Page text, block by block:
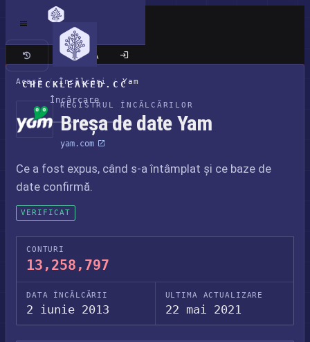
CHECKLEAKED.CC
Încărcare
Site clasic
Acasă / Încălcări / Yam
REGISTRUL ÎNCĂLCĂRILOR
Breșa de date Yam
yam.com
Ce a fost expus, când s-a întâmplat și ce baze de
date confirmă.
VERIFICAT
CONTURI
13,258,797
DATA ÎNCĂLCĂRII
2 iunie 2013
ULTIMA ACTUALIZARE
22 mai 2021